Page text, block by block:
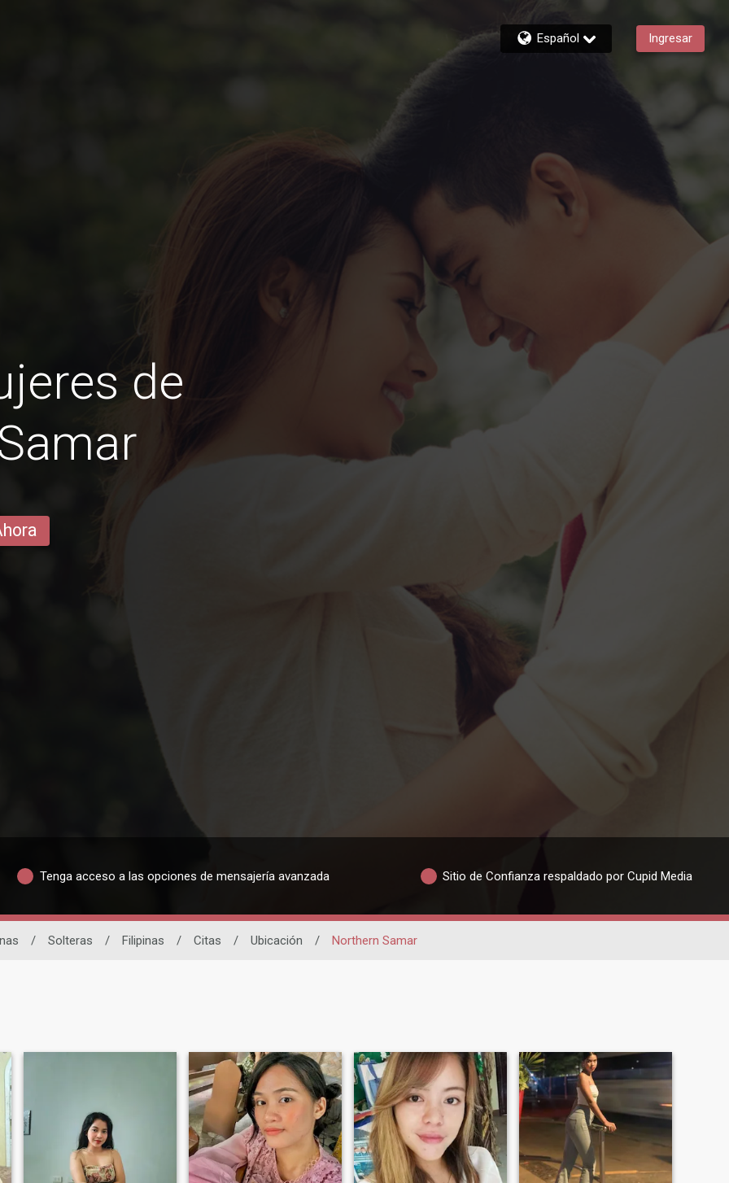
Español Ingresar
de
Tenga acceso a las opciones de mensajería avanzada Sitio de Confianza respaldado por Cupid Media
/ Solteras / Filipinas / Citas / Ubicación / Northern Samar